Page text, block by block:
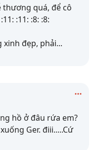
thương quá, để cô
:11: :8: :8:
xinh đẹp, phải...
hồ ở đâu rứa em?
Ger. điii.....Cứ